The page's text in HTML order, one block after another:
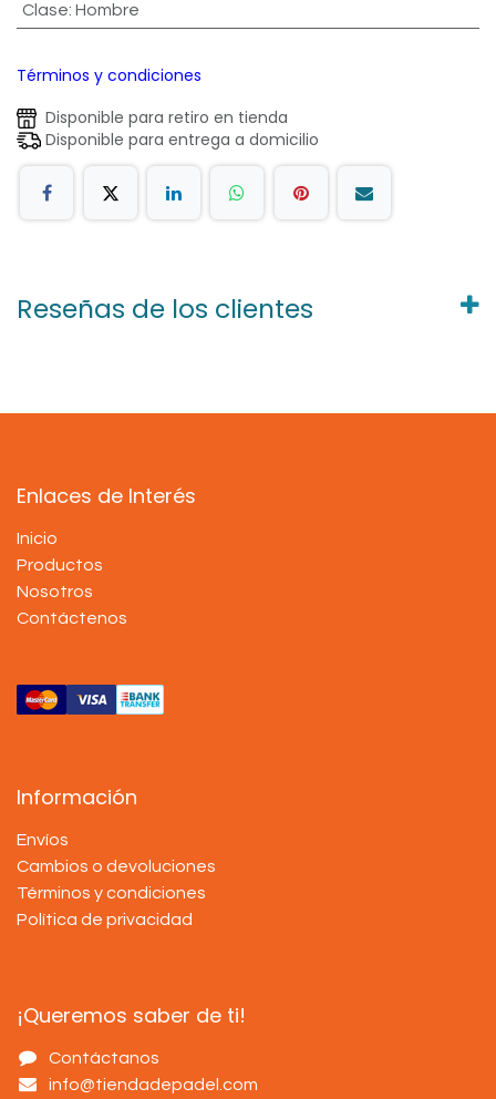
Clase: Hombre
Términos y condiciones
Disponible para retiro en tienda
Disponible para entrega a domicilio
Reseñas de los clientes
Enlaces de Interés
Inicio
Productos
Nosotros
Contáctenos
Información
Envíos
Cambios o devoluciones
Términos y condiciones
Política de privacidad
¡Queremos saber de ti!
Contáctanos
info@tiendadepadel.com